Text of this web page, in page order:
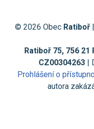
© 2026 Obec Ratiboř|
Ratiboř 75, 756 21
CZ00304263 |
Prohlášení o
autora